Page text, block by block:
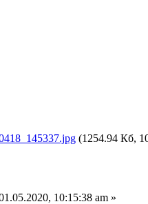
(1254.94 Кб,
10:15:38 am »